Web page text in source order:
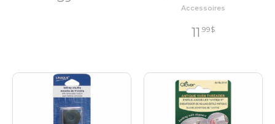
Accessoires
11 .99$